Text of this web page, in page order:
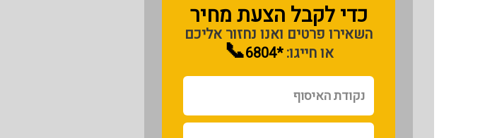
כדי לקבל הצעת מחיר​
השאירו פרטים ואנו נחזור אליכם
או חייגו:*6804
📞
נקודת
האיסוף
נקודת